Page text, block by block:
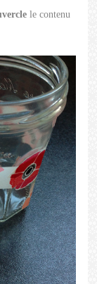
le contenu